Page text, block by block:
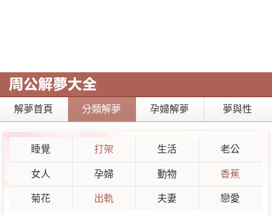
解夢首頁 分類解夢 孕婦解夢 夢與性
睡覺 打架 生活 老公
女人 孕婦 動物 香蕉
菊花 出軌 夫妻 戀愛